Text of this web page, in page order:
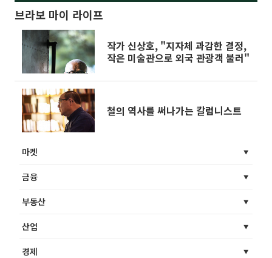
브라보 마이 라이프
작가 신상호, "지자체 과감한 결정,
작은 미술관으로 외국 관광객 불러"
철의 역사를 써나가는 칼럼니스트
마켓
금융
부동산
산업
경제